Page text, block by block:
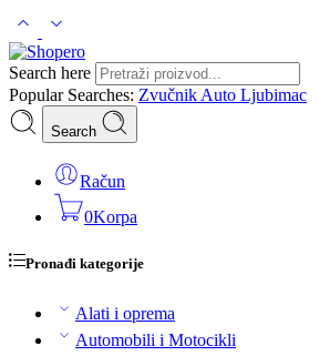
Search here
Popular Searches: Zvučnik Auto Ljubimac
Search
Račun
0Korpa
Pronađi kategorije
Alati i oprema
Automobili i Motocikli